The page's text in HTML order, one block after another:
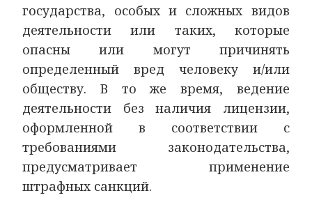
государства, особых и сложных видов
деятельности или таких, которые
опасны или могут причинять
определенный вред человеку и/или
обществу. В то же время, ведение
деятельности без наличия лицензии,
оформленной в соответствии с
требованиями законодательства,
предусматривает применение
штрафных санкций.